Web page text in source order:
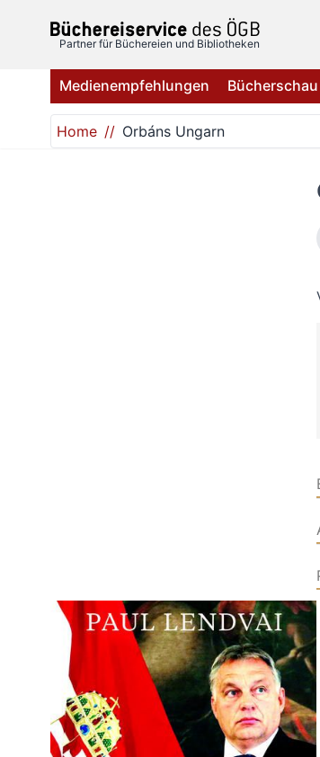
Partner für Büchereien und Bibliotheken
Medienempfehlungen Bücherschau
Home Orbáns Ungarn